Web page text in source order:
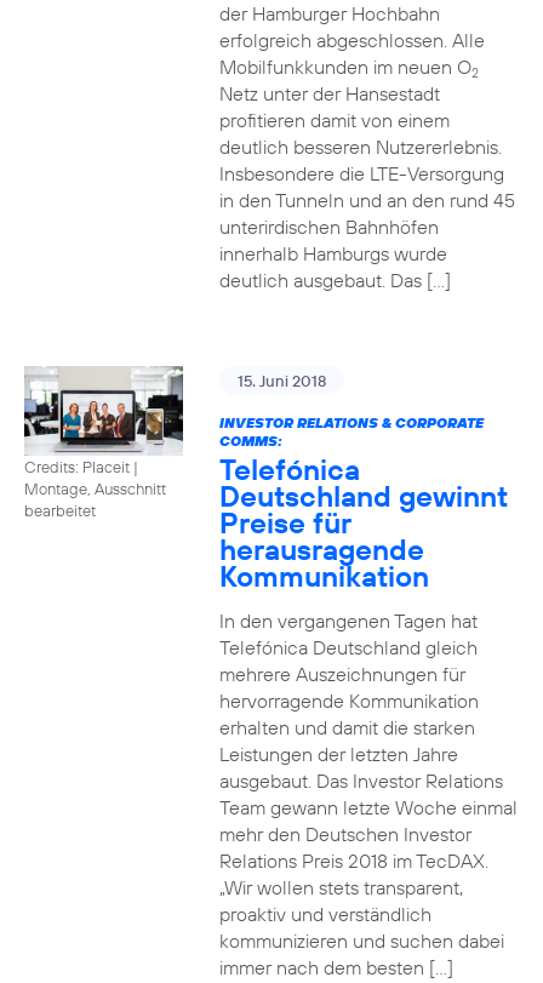
der Hamburger Hochbahn
erfolgreich abgeschlossen. Alle
Mobilfunkkunden im neuen O2
Netz unter der Hansestadt
profitieren damit von einem
deutlich besseren Nutzererlebnis.
Insbesondere die LTE-Versorgung
in den Tunneln und an den rund 45
unterirdischen Bahnhöfen
innerhalb Hamburgs wurde
deutlich ausgebaut. Das […]
Credits: Placeit |
Montage, Ausschnitt
bearbeitet
15. Juni 2018
INVESTOR RELATIONS & CORPORATE
COMMS:
Telefónica
Deutschland gewinnt
Preise für
herausragende
Kommunikation
In den vergangenen Tagen hat
Telefónica Deutschland gleich
mehrere Auszeichnungen für
hervorragende Kommunikation
erhalten und damit die starken
Leistungen der letzten Jahre
ausgebaut. Das Investor Relations
Team gewann letzte Woche einmal
mehr den Deutschen Investor
Relations Preis 2018 im TecDAX.
„Wir wollen stets transparent,
proaktiv und verständlich
kommunizieren und suchen dabei
immer nach dem besten […]